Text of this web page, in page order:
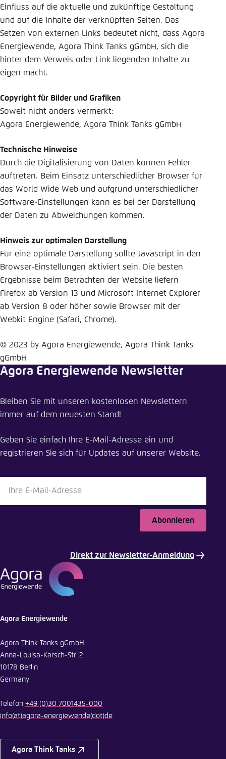
Einfluss auf die aktuelle und zukünftige Gestaltung
und auf die Inhalte der verknüpften Seiten. Das
Setzen von externen Links bedeutet nicht, dass Agora
Energiewende, Agora Think Tanks gGmbH, sich die
hinter dem Verweis oder Link liegenden Inhalte zu
eigen macht.
Copyright für Bilder und Grafiken
Soweit nicht anders vermerkt:
Agora Energiewende, Agora Think Tanks gGmbH
Technische Hinweise
Durch die Digitalisierung von Daten können Fehler
auftreten. Beim Einsatz unterschiedlicher Browser für
das World Wide Web und aufgrund unterschiedlicher
Software-Einstellungen kann es bei der Darstellung
der Daten zu Abweichungen kommen.
Hinweis zur optimalen Darstellung
Für eine optimale Darstellung sollte Javascript in den
Browser-Einstellungen aktiviert sein. Die besten
Ergebnisse beim Betrachten der Website liefern
Firefox ab Version 13 und Microsoft Internet Explorer
ab Version 8 oder höher sowie Browser mit der
Webkit Engine (Safari, Chrome).
© 2023 by Agora Energiewende, Agora Think Tanks
gGmbH
Agora Energiewende Newsletter
Bleiben Sie mit unseren kostenlosen Newslettern
immer auf dem neuesten Stand!
Geben Sie einfach Ihre E-Mail-Adresse ein und
registrieren Sie sich für Updates auf unserer Website.
Abonnieren
Direkt zur Newsletter-Anmeldung
Agora Energiewende
Agora Think Tanks gGmbH
Anna-Louisa-Karsch-Str. 2
10178 Berlin
Germany
Telefon +49 (0)30 7001435-000
info(at)agora-energiewende(dot)de
Agora Think Tanks